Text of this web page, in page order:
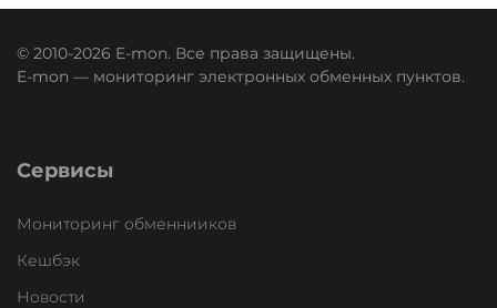
© 2010-2026 E-mon. Все права защищены.
E-mon — мониторинг электронных обменных пунктов.
Сервисы
Мониторинг обменнииков
Кешбэк
Новости